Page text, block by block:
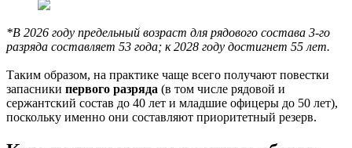
*В 2026 году предельный возраст для рядового состава 3-го
разряда составляет 53 года; к 2028 году достигнет 55 лет.
Таким образом, на практике чаще всего получают повестки
запасники первого разряда (в том числе рядовой и
сержантский состав до 40 лет и младшие офицеры до 50 лет),
поскольку именно они составляют приоритетный резерв.